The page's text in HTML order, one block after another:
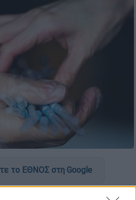
το ΕΘΝΟΣ στη Google